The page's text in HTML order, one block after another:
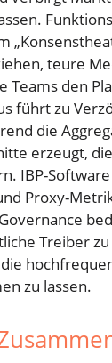
teure
Teams den
führt zu
die
erzeugt,
IBP-
Proxy-
Treiber
zu lassen.